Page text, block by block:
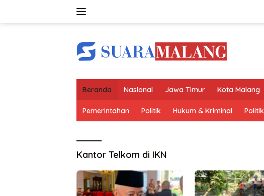
Beranda Nasional Jawa Timur Kota Malang
Pemerintahan Politik Hukum & Kriminal Politik
Kantor Telkom di IKN